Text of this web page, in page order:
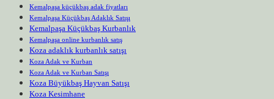
Kemalpaşa küçükbaş adak fiyatları
Kemalpaşa Küçükbaş Adaklık Satışı
Kemalpaşa Küçükbaş Kurbanlık
Kemalpaşa online kurbanlık satış
Koza adaklık kurbanlık satışı
Koza Adak ve Kurban
Koza Adak ve Kurban Satışı
Koza Büyükbaş Hayvan Satışı
Koza Kesimhane